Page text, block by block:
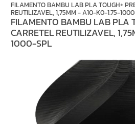
FILAMENTO BAMBU LAB PLA TOUGH+
REUTILIZAVEL, 1,75MM - A10-K0-1.75-
FILAMENTO BAMBU LAB PLA
CARRETEL REUTILIZAVEL,
1000-SPL